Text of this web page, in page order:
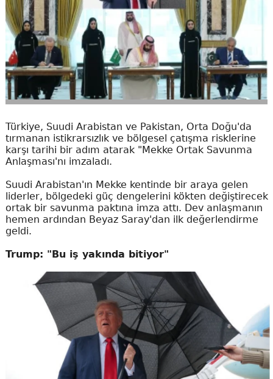
Türkiye, Suudi Arabistan ve Pakistan, Orta Doğu'da
tırmanan istikrarsızlık ve bölgesel çatışma risklerine
karşı tarihi bir adım atarak "Mekke Ortak Savunma
Anlaşması'nı imzaladı.
Suudi Arabistan'ın Mekke kentinde bir araya gelen
liderler, bölgedeki güç dengelerini kökten değiştirecek
ortak bir savunma paktına imza attı. Dev anlaşmanın
hemen ardından Beyaz Saray'dan ilk değerlendirme
geldi.
Trump: "Bu iş yakında bitiyor"